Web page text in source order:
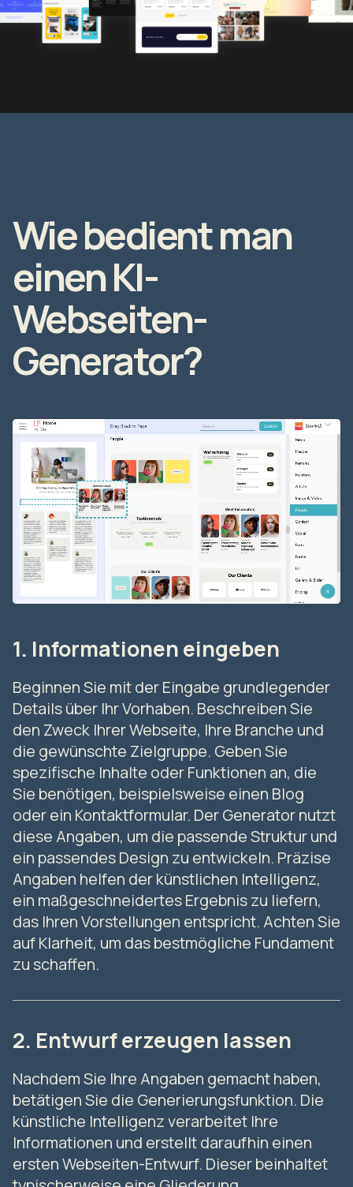
Wie bedient man
einen KI-
Webseiten-
Generator?
1. Informationen eingeben
Beginnen Sie mit der Eingabe grundlegender
Details über Ihr Vorhaben. Beschreiben Sie
den Zweck Ihrer Webseite, Ihre Branche und
die gewünschte Zielgruppe. Geben Sie
spezifische Inhalte oder Funktionen an, die
Sie benötigen, beispielsweise einen Blog
oder ein Kontaktformular. Der Generator nutzt
diese Angaben, um die passende Struktur und
ein passendes Design zu entwickeln. Präzise
Angaben helfen der künstlichen Intelligenz,
ein maßgeschneidertes Ergebnis zu liefern,
das Ihren Vorstellungen entspricht. Achten Sie
auf Klarheit, um das bestmögliche Fundament
zu schaffen.
2. Entwurf erzeugen lassen
Nachdem Sie Ihre Angaben gemacht haben,
betätigen Sie die Generierungsfunktion. Die
künstliche Intelligenz verarbeitet Ihre
Informationen und erstellt daraufhin einen
ersten Webseiten-Entwurf. Dieser beinhaltet